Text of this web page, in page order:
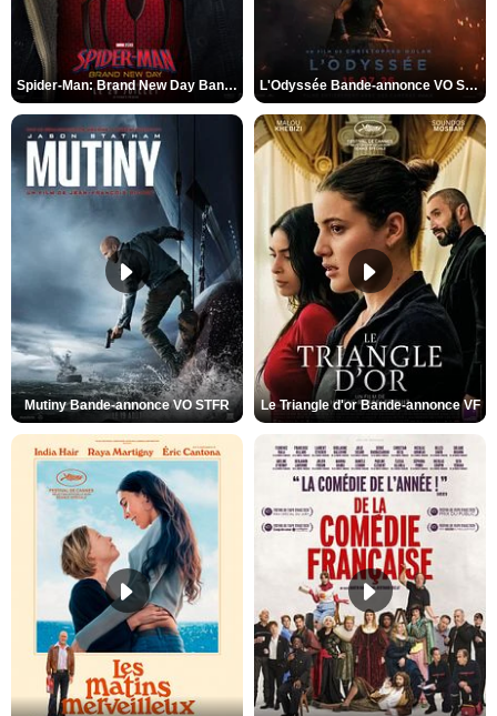
Spider-Man: Brand New Day Bande-annonce VO STFR L'Odyssée Bande-annonce VO STFR
Mutiny Bande-annonce VO STFR Le Triangle d'or Bande-annonce VF